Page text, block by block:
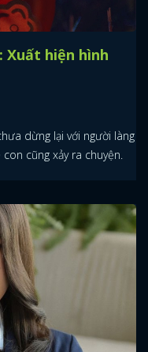
Xuất hiện hình
dừng lại với người làng
cũng xảy ra chuyện.